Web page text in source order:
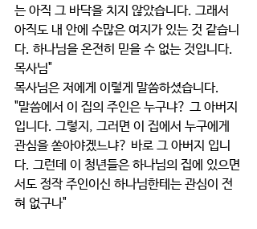
는 아직 그 바닥을 치지 않았습니다. 그래서
아직도 내 안에 수많은 여지가 있는 것 같습니
다. 하나님을 온전히 믿을 수 없는 것입니다.
목사님"
목사님은 저에게 이렇게 말씀하셨습니다.
"말씀에서 이 집의 주인은 누구냐? 그 아버지
입니다. 그렇지, 그러면 이 집에서 누구에게
관심을 쏟아야겠느냐? 바로 그 아버지 입니
다. 그런데 이 청년들은 하나님의 집에 있으면
서도 정작 주인이신 하나님한테는 관심이 전
혀 없구나"